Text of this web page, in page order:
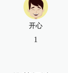
开心
1